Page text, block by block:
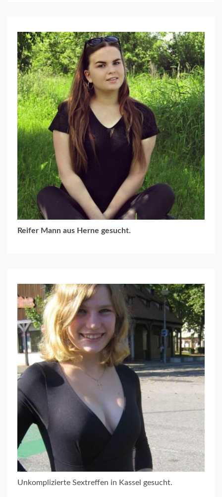
Reifer Mann aus Herne gesucht.
Unkomplizierte Sextreffen in Kassel gesucht.